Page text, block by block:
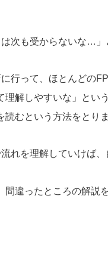
次も受からないな…」
行って、ほとんどの
解しやすいな」とい
むという方法をとりま
れを理解していけば、
違ったところの解説